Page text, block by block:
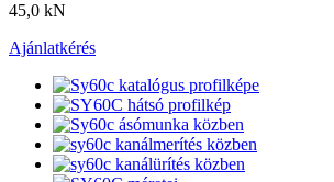
45,0 kN
Ajánlatkérés